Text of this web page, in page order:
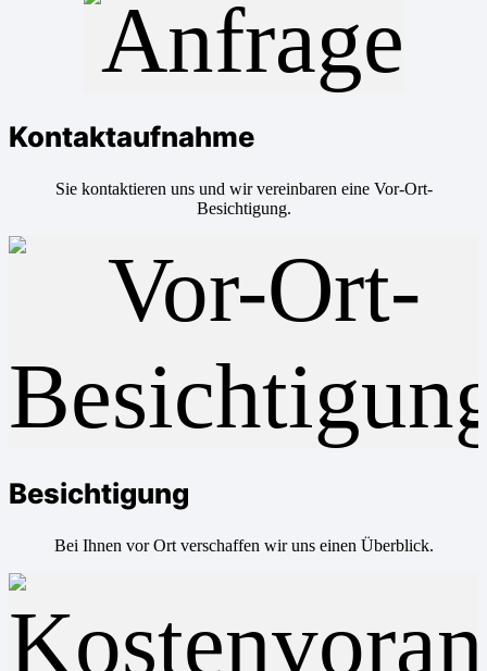
Kontaktaufnahme
Sie kontaktieren uns und wir vereinbaren eine Vor-Ort-
Besichtigung.
Besichtigung
Bei Ihnen vor Ort verschaffen wir uns einen Überblick.